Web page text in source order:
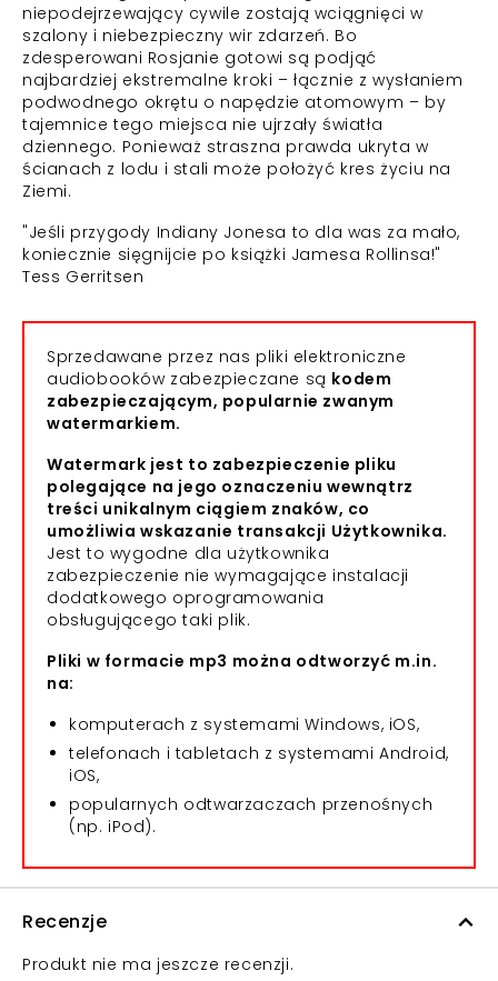
niepodejrzewający cywile zostają wciągnięci w
szalony i niebezpieczny wir zdarzeń. Bo
zdesperowani Rosjanie gotowi są podjąć
najbardziej ekstremalne kroki – łącznie z wysłaniem
podwodnego okrętu o napędzie atomowym – by
tajemnice tego miejsca nie ujrzały światła
dziennego. Ponieważ straszna prawda ukryta w
ścianach z lodu i stali może położyć kres życiu na
Ziemi.
"Jeśli przygody Indiany Jonesa to dla was za mało,
koniecznie sięgnijcie po książki Jamesa Rollinsa!"
Tess Gerritsen
Sprzedawane przez nas pliki elektroniczne
audiobooków zabezpieczane są kodem
zabezpieczającym, popularnie zwanym
watermarkiem.
Watermark jest to zabezpieczenie pliku
polegające na jego oznaczeniu wewnątrz
treści unikalnym ciągiem znaków, co
umożliwia wskazanie transakcji Użytkownika.
Jest to wygodne dla użytkownika
zabezpieczenie nie wymagające instalacji
dodatkowego oprogramowania
obsługującego taki plik.
Pliki w formacie mp3 można odtworzyć m.in.
na:
komputerach z systemami Windows, iOS,
telefonach i tabletach z systemami Android,
iOS,
popularnych odtwarzaczach przenośnych
(np. iPod).
Recenzje
Produkt nie ma jeszcze recenzji.